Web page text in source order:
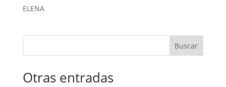
ELENA
Buscar
Otras entradas